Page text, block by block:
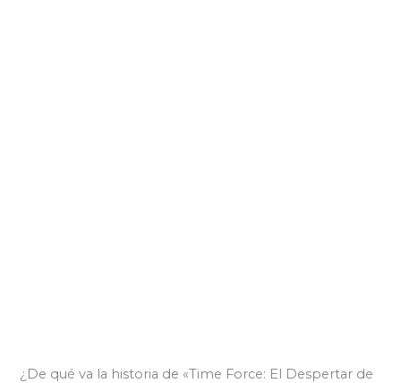
¿De qué va la historia de «Time Force: El Despertar de